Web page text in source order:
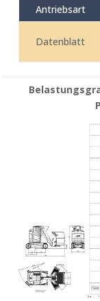
Antriebsart
Datenblatt